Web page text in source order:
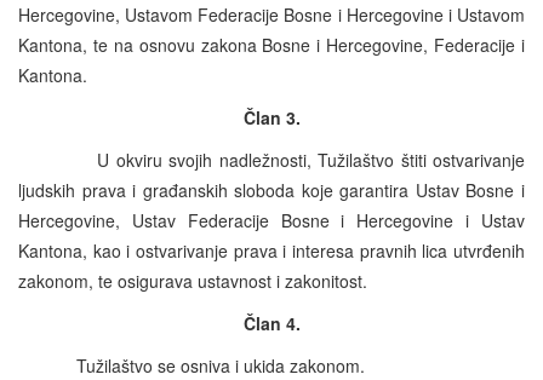
Hercegovine, Ustavom Federacije Bosne i Hercegovine i Ustavom
Kantona, te na osnovu zakona Bosne i Hercegovine, Federacije i
Kantona.
Član 3.
U okviru svojih nadležnosti, Tužilaštvo štiti ostvarivanje
ljudskih prava i građanskih sloboda koje garantira Ustav Bosne i
Hercegovine, Ustav Federacije Bosne i Hercegovine i Ustav
Kantona, kao i ostvarivanje prava i interesa pravnih lica utvrđenih
zakonom, te osigurava ustavnost i zakonitost.
Član 4.
Tužilaštvo se osniva i ukida zakonom.